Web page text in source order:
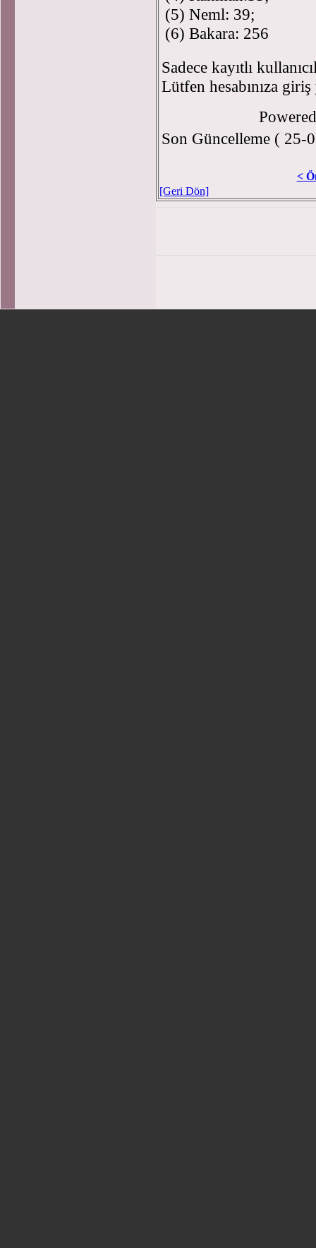
(5) Neml: 39;
(6) Bakara: 256
Sadece kayıtlı
Lütfen hesabınıza
Son Güncelleme ( 25-
<
[Geri Dön]